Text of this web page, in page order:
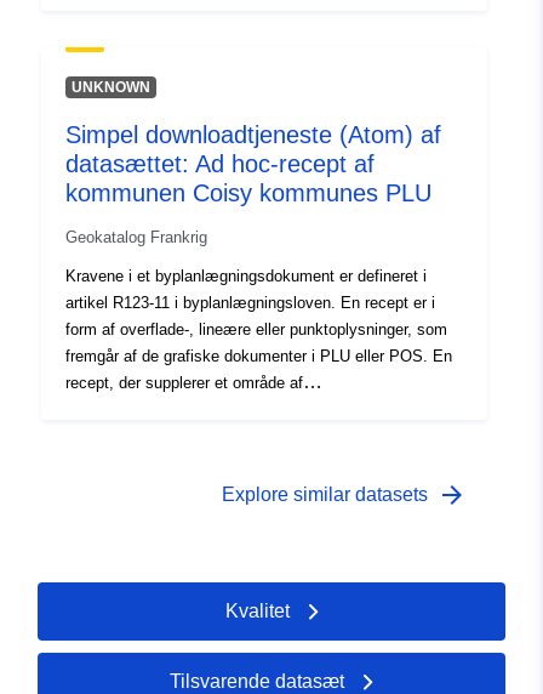
UNKNOWN
Simpel downloadtjeneste (Atom) af
datasættet: Ad hoc-recept af
kommunen Coisy kommunes PLU
Geokatalog Frankrig
Kravene i et byplanlægningsdokument er defineret i
artikel R123-11 i byplanlægningsloven. En recept er i
form af overflade-, lineære eller punktoplysninger, som
fremgår af de grafiske dokumenter i PLU eller POS. En
recept, der supplerer et område af
artikel R123-11 i byplanlægningsloven. En recept er i
yderligere begrænsning af reguleringen af området.
Explore similar datasets arrow_forward
Kvalitet
Tilsvarende datasæt